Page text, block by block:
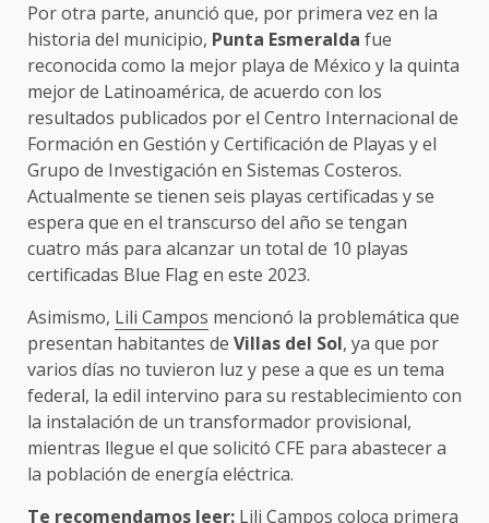
Por otra parte, anunció que, por primera vez en la
historia del municipio, Punta Esmeralda fue
reconocida como la mejor playa de México y la quinta
mejor de Latinoamérica, de acuerdo con los
resultados publicados por el Centro Internacional de
Formación en Gestión y Certificación de Playas y el
Grupo de Investigación en Sistemas Costeros.
Actualmente se tienen seis playas certificadas y se
espera que en el transcurso del año se tengan
cuatro más para alcanzar un total de 10 playas
certificadas Blue Flag en este 2023.
Asimismo, Lili Campos mencionó la problemática que
presentan habitantes de Villas del Sol, ya que por
varios días no tuvieron luz y pese a que es un tema
federal, la edil intervino para su restablecimiento con
la instalación de un transformador provisional,
mientras llegue el que solicitó CFE para abastecer a
la población de energía eléctrica.
Te recomendamos leer: Lili Campos coloca primera